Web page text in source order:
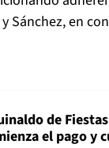
Sánchez, en
de
el pago y